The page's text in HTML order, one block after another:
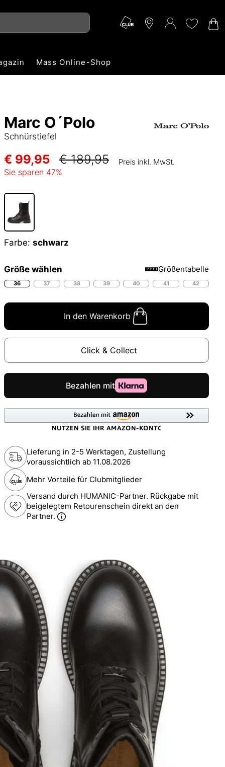
Mass Online-Shop
Marc O´Polo
Schnürstiefel
€ 99,95 € 189,95 Preis inkl. MwSt.
Sie sparen 47%
Farbe: schwarz
Größe wählen Größentabelle
36 37 38 39 40 41 42
In den Warenkorb
Click & Collect
Lieferung in 2-5 Werktagen, Zustellung
voraussichtlich ab 11.08.2026
Mehr Vorteile für Clubmitglieder
Versand durch HUMANIC-Partner. Rückgabe mit
beigelegtem Retourenschein direkt an den
Partner.